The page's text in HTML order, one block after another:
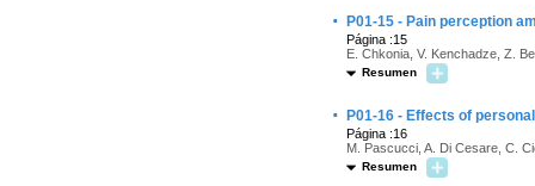
· P01-15 - Pain perception
Página :15
E. Chkonia, V. Kenchadze, Z.
Resumen
· P01-16 - Effects of
Página :16
M. Pascucci, A. Di Cesare, C.
Resumen